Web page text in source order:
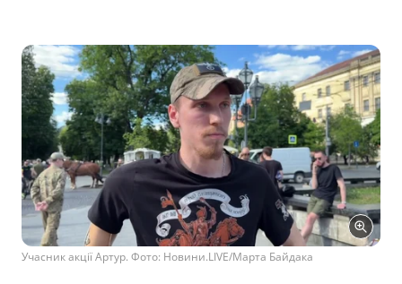
Учасник акції Артур. Фото: Новини.LIVE/Марта Байдака